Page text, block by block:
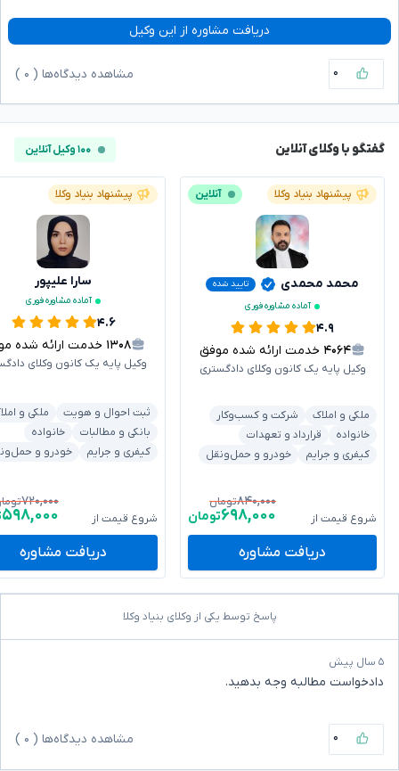
دریافت مشاوره از این وکیل
۰ مشاهده دیدگاه‌ها ( ۰
گفتگو با وکلای آنلاین ۱۰۰ وکیل آنلاین
پیشنهاد بنیاد وکلا آنلاین
محمد محمدی
تایید شده
آماده مشاوره فوری
۴.۹
۴۰۶۴ خدمت ارائه شده موفق
وکیل پایه یک کانون وکلای دادگستری
ملکی و املاک
شرکت و کسب‌وکار
خانواده
قرارداد و تعهدات
کیفری و جرایم
خودرو و حمل‌ونقل
شروع قیمت از
۸۴۰,۰۰۰تومان
۶۹۸,۰۰۰تومان
دریافت مشاوره
پیشنهاد بنیاد وکلا
سارا علیپور
آماده مشاوره فوری
۴.۶
۱۳۰۸ خدمت ارائه شده موفق
وکیل پایه یک کانون وکلای
ثبت احوال و هویت
ملکی و
بانکی و مطالبات
خانواده
کیفری و جرایم
خودرو و
شروع قیمت از
۷۲۰,۰۰۰
۵۹۸,۰۰۰
دریافت مشاوره
پاسخ توسط یکی از وکلای بنیاد وکلا
۵ سال پیش
دادخواست مطالبه وجه بدهید.
۰ مشاهده دیدگاه‌ها ( ۰